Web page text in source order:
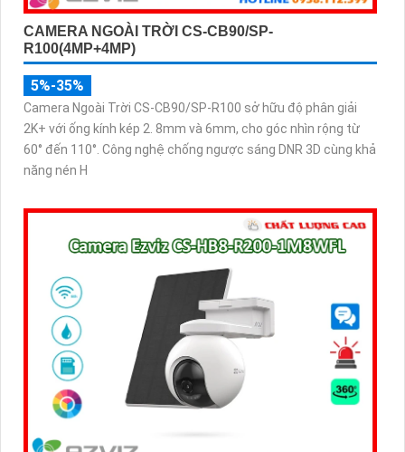
CAMERA NGOÀI TRỜI CS-CB90/SP-
R100(4MP+4MP)
5%-35%
Camera Ngoài Trời CS-CB90/SP-R100 sở hữu độ phân giải
2K+ với ống kính kép 2. 8mm và 6mm, cho góc nhìn rộng từ
60° đến 110°. Công nghệ chống ngược sáng DNR 3D cùng khả
năng nén H